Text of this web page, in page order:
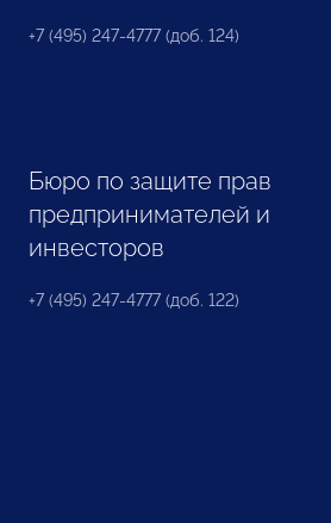
+7 (495) 247-4777 (доб. 124)
Бюро по защите прав
предпринимателей и
инвесторов
+7 (495) 247-4777 (доб. 122)